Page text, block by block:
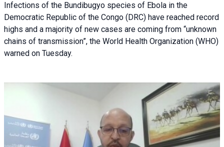
Infections of the Bundibugyo species of Ebola in the
Democratic Republic of the Congo (DRC) have reached record
highs and a majority of new cases are coming from “unknown
chains of transmission”, the World Health Organization (WHO)
warned on Tuesday.